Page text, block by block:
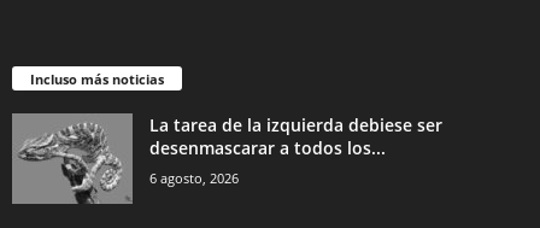
Incluso más noticias
La tarea de la izquierda debiese ser
desenmascarar a todos los...
6 agosto, 2026